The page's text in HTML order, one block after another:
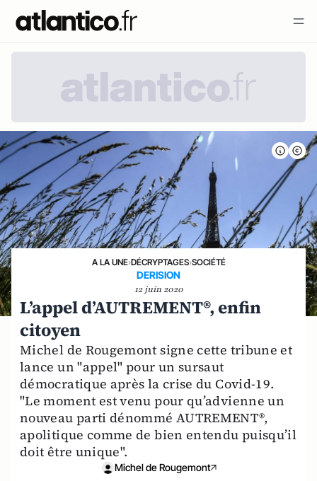
A LA UNE›DÉCRYPTAGES›SOCIÉTÉ
DERISION
12 juin 2020
L’appel d’AUTREMENT®, enfin
citoyen
Michel de Rougemont signe cette tribune et
lance un "appel" pour un sursaut
démocratique après la crise du Covid-19.
"Le moment est venu pour qu’advienne un
nouveau parti dénommé AUTREMENT®,
apolitique comme de bien entendu puisqu’il
doit être unique".
Michel de Rougemont